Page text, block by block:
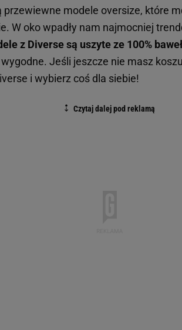
przewiewne modele oversize, które
W oko wpadły nam najmocniej
z Diverse są uszyte ze 100%
Jeśli jeszcze nie masz
i wybierz coś dla siebie!